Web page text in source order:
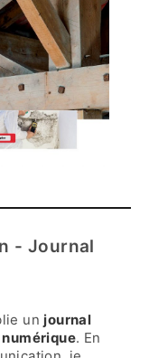
- Journal
un journal
. En